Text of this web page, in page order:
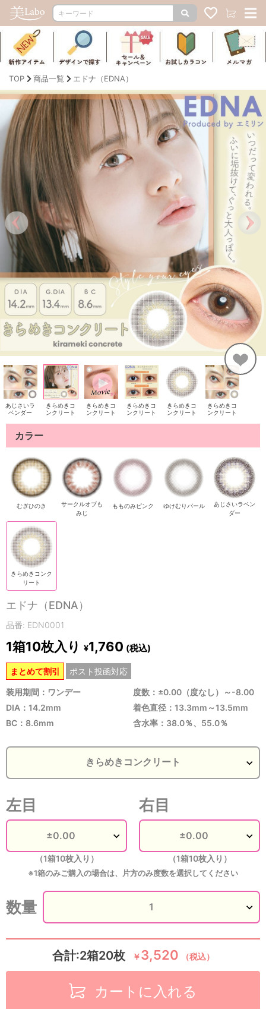
TOP 商品一覧 エドナ（EDNA）
あじさいラ
ベンダー
きらめきコ
ンクリート
きらめきコ
ンクリート
きらめきコ
ンクリート
きらめきコ
ンクリート
きらめきコ
ンクリート
カラー
むぎひのき
サークルオブも
みじ
もものみピンク ゆけむりパール
あじさいラベン
ダー
きらめきコンク
リート
エドナ（EDNA）
品番: EDN0001
1箱10枚入り ¥1,760 (税込)
まとめて割引 ポスト投函対応
装用期間：ワンデー
度数：±0.00（度なし）～-8.00
DIA：14.2mm
着色直径：13.3mm～13.5mm
BC：8.6mm
含水率：38.0％、55.0％
左目
（1箱10枚入り）
右目
（1箱10枚入り）
※1箱のみご購入の場合は、片方のみ度数を選択してください
数量
合計:2箱20枚 ￥3,520 （税込）
カートに入れる